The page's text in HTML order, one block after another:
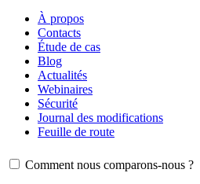
À propos
Contacts
Étude de cas
Blog
Actualités
Webinaires
Sécurité
Journal des modifications
Feuille de route
Comment nous comparons-nous ?